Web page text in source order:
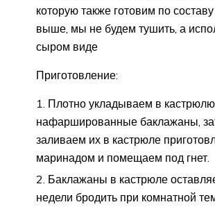
которую также готовим по
выше, мы не будем тушить, а
сыром виде
Приготовление:
Плотно укладываем в кастрюлю
нафаршированные баклажаны,
заливаем их в кастрюле
маринадом и помещаем под гнет.
Баклажаны в кастрюле
недели бродить при комнатной